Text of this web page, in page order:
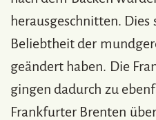
herausgeschnitten. Dies
Beliebtheit der
geändert haben. Die
gingen dadurch zu
Frankfurter Brenten